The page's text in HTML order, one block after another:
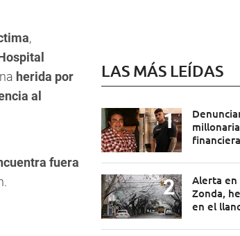
,
herida por
al
fuera
LAS MÁS LEÍDAS
Alerta en
Zonda,
en el